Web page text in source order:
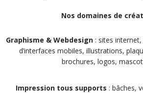
Nos domaines de
Graphisme & Webdesign: sites internet,
d’interfaces mobiles, illustrations,
brochures, logos,
Impression tous supports : bâches,